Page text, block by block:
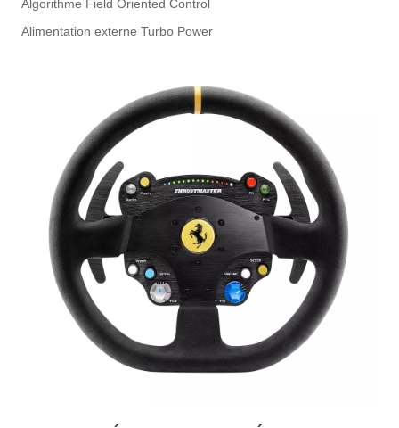
Algorithme Field Oriented Control
Alimentation externe Turbo Power